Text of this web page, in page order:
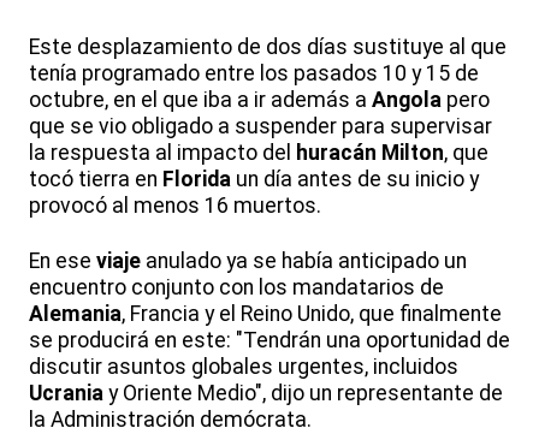
Este desplazamiento de dos días sustituye al que
tenía programado entre los pasados 10 y 15 de
octubre, en el que iba a ir además a Angola pero
que se vio obligado a suspender para supervisar
la respuesta al impacto del huracán Milton, que
tocó tierra en Florida un día antes de su inicio y
provocó al menos 16 muertos.
En ese viaje anulado ya se había anticipado un
encuentro conjunto con los mandatarios de
Alemania, Francia y el Reino Unido, que finalmente
se producirá en este: "Tendrán una oportunidad de
discutir asuntos globales urgentes, incluidos
Ucrania y Oriente Medio", dijo un representante de
la Administración demócrata.